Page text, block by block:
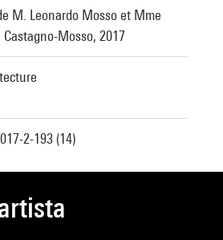
M. Leonardo Mosso et Mme
Castagno-Mosso, 2017
2-193 (14)